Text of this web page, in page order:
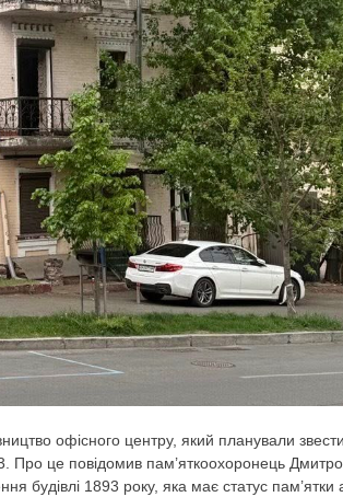
офісного центру, який планували
Про це повідомив пам’яткоохоронець
будівлі 1893 року, яка має статус пам’ятки